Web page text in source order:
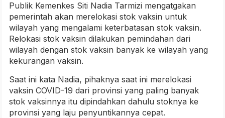
Publik Kemenkes Siti Nadia Tarmizi mengatgakan
pemerintah akan merelokasi stok vaksin untuk
wilayah yang mengalami keterbatasan stok vaksin.
Relokasi stok vaksin dilakukan pemindahan dari
wilayah dengan stok vaksin banyak ke wilayah yang
kekurangan vaksin.
Saat ini kata Nadia, pihaknya saat ini merelokasi
vaksin COVID-19 dari provinsi yang paling banyak
stok vaksinnya itu dipindahkan dahulu stoknya ke
provinsi yang laju penyuntikannya cepat.